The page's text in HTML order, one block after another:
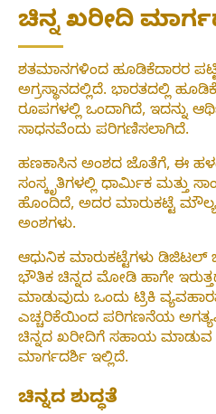
ಚಿನ್ನ ಖರೀದಿ
ಶತಮಾನಗಳಿಂದ ಹೂಡಿಕೆದಾರರ
ಅಗ್ರಸ್ಥಾನದಲ್ಲಿದೆ. ಭಾರತದಲ್ಲಿ
ರೂಪಗಳಲ್ಲಿ ಒಂದಾಗಿದೆ, ಇದನ್ನು
ಸಾಧನವೆಂದು ಪರಿಗಣಿಸಲಾಗಿದೆ.
ಹಣಕಾಸಿನ ಅಂಶದ ಜೊತೆಗೆ, ಈ
ಸಂಸ್ಕೃತಿಗಳಲ್ಲಿ ಧಾರ್ಮಿಕ ಮತ್ತು
ಹೊಂದಿದೆ, ಅದರ ಮಾರುಕಟ್ಟೆ
ಅಂಶಗಳು.
ಆಧುನಿಕ ಮಾರುಕಟ್ಟೆಗಳು ಡಿಜಿಟಲ್
ಭೌತಿಕ ಚಿನ್ನದ ಮೋಡಿ ಹಾಗೇ
ಮಾಡುವುದು ಒಂದು ಟ್ರಿಕಿ
ಎಚ್ಚರಿಕೆಯಿಂದ ಪರಿಗಣನೆಯ
ಚಿನ್ನದ ಖರೀದಿಗೆ ಸಹಾಯ ಮಾಡುವ
ಮಾರ್ಗದರ್ಶಿ ಇಲ್ಲಿದೆ.
ಚಿನ್ನದ ಶುದ್ಧತೆ